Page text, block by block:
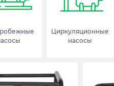
Циркуляционные
насосы